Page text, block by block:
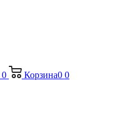
0 Корзина0 0